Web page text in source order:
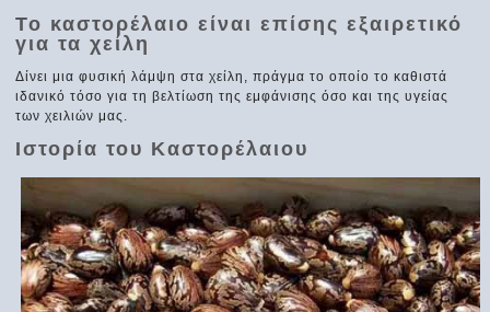
Το καστορέλαιο είναι επίσης εξαιρετικό
για τα χείλη
Δίνει μια φυσική λάμψη στα χείλη, πράγμα το οποίο το καθιστά
ιδανικό τόσο για τη βελτίωση της εμφάνισης όσο και της υγείας
των χειλιών μας.
Ιστορία του Καστορέλαιου